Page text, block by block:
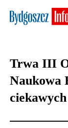
Trwa III
Naukowa